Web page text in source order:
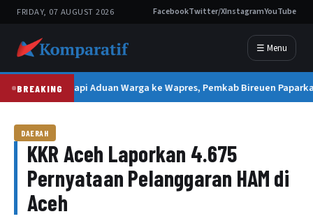
FRIDAY, 07 AUGUST 2026 FacebookTwitter/XInstagramYouTube
☰ Menu
BREAKINGTanggapi Aduan Warga ke Wapres, Pemkab Bireuen
DAERAH
KKR Aceh Laporkan 4.675
Pernyataan Pelanggaran HAM di
Aceh